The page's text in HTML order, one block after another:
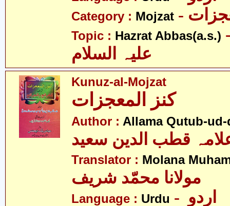
Category : Mojzat
Topic : Hazrat Abbas(a.s.)
علیہ السلام
Kunuz-al-Mojzat
کنز المعجزات
Author : Allama Qutub-ud-
قطب الدین سعید
Translator : Molana
مولانا محمّد شریف
Language : Urdu